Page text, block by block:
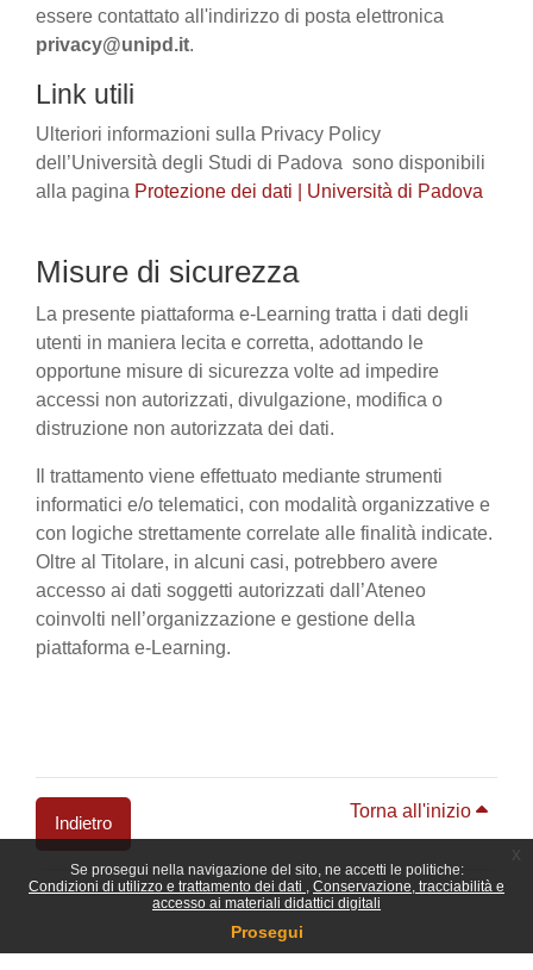
Se prosegui nella navigazione del sito, ne accetti le politiche:
Condizioni di utilizzo e trattamento dei dati
Conservazione, tracciabilità e
accesso ai materiali didattici digitali
Prosegui
essere contattato all'indirizzo di posta elettronica
privacy@unipd.it.
Link utili
Ulteriori informazioni sulla Privacy Policy
dell’Università degli Studi di Padova sono disponibili
alla pagina Protezione dei dati | Università di Padova
Misure di sicurezza
La presente piattaforma e-Learning tratta i dati degli
utenti in maniera lecita e corretta, adottando le
opportune misure di sicurezza volte ad impedire
accessi non autorizzati, divulgazione, modifica o
distruzione non autorizzata dei dati.
Il trattamento viene effettuato mediante strumenti
informatici e/o telematici, con modalità organizzative e
con logiche strettamente correlate alle finalità indicate.
Oltre al Titolare, in alcuni casi, potrebbero avere
accesso ai dati soggetti autorizzati dall’Ateneo
coinvolti nell’organizzazione e gestione della
piattaforma e-Learning.
Indietro
Torna all'inizio
Blocchi